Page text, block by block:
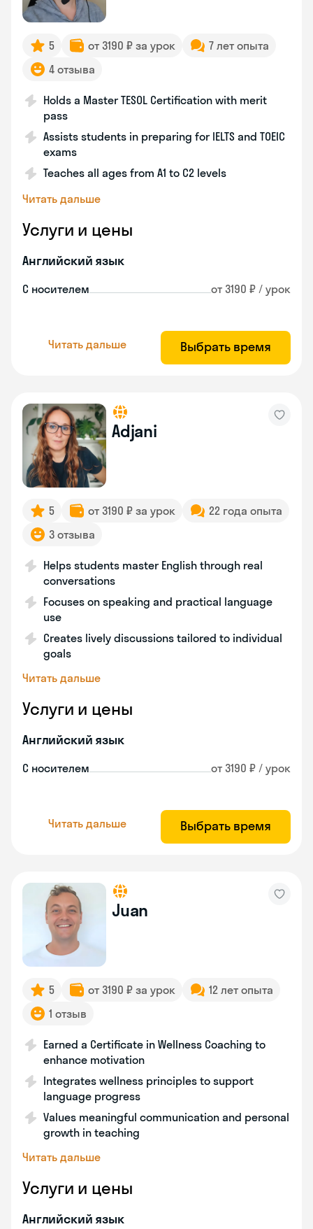
5 от 3190 ₽ за урок
7 лет опыта
4 отзыва
Holds a Master TESOL Certification with merit
pass
Assists students in preparing for IELTS and TOEIC
exams
Teaches all ages from A1 to C2 levels
Читать дальше
Услуги и цены
Английский язык
С носителем от 3190 ₽ / урок
Читать дальше Выбрать время
Adjani
5 от 3190 ₽ за урок
22 года опыта
3 отзыва
Helps students master English through real
conversations
Focuses on speaking and practical language
use
Creates lively discussions tailored to individual
goals
Читать дальше
Услуги и цены
Английский язык
С носителем от 3190 ₽ / урок
Читать дальше Выбрать время
Juan
5 от 3190 ₽ за урок
12 лет опыта
1 отзыв
Earned a Certificate in Wellness Coaching to
enhance motivation
Integrates wellness principles to support
language progress
Values meaningful communication and personal
growth in teaching
Читать дальше
Услуги и цены
Английский язык